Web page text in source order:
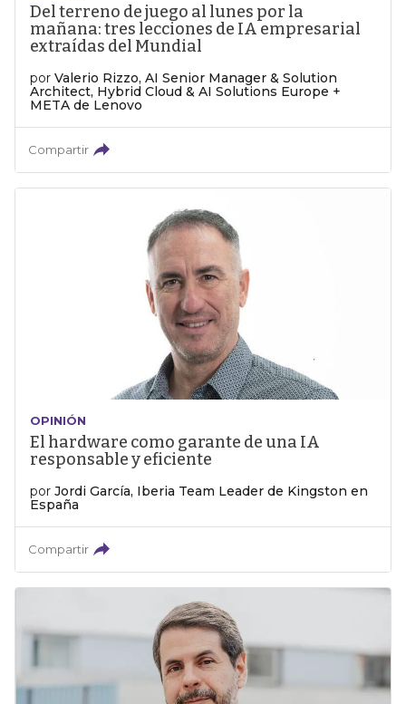
Del terreno de juego al lunes por la
mañana: tres lecciones de IA empresarial
extraídas del Mundial
por Valerio Rizzo, AI Senior Manager & Solution
Architect, Hybrid Cloud & AI Solutions Europe +
META de Lenovo
Compartir
OPINIÓN
El hardware como garante de una IA
responsable y eficiente
por Jordi García, Iberia Team Leader de Kingston en
España
Compartir